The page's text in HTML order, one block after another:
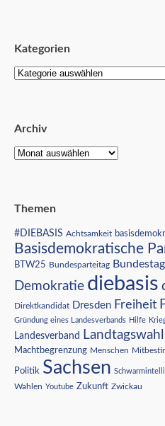
Kategorien
Archiv
Themen
#DIEBASIS Achtsamkeit
Basisdemokratische
BTW25 Bundesparteitag
Demokratie diebasis
Direktkandidat Dresden Freiheit
Gründung eines Landesverbands Hilfe
Landesverband Landtagswahl
Machtbegrenzung Menschen
Politik Sachsen
Wahlen Youtube Zukunft Zwickau